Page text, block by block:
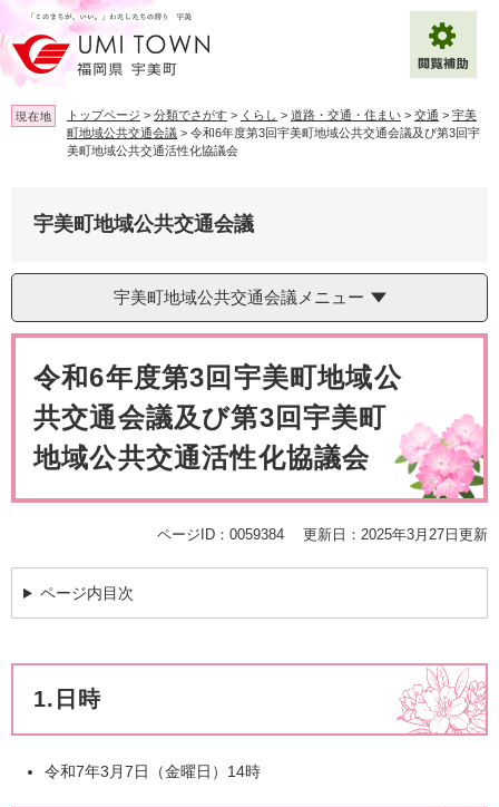
ー
ジ
の
先
頭
ニ
ュ
ー
を
飛
背景色変更 白 黒
Multilingual（English・中文・한글）
現在地 トップページ > 分類でさがす > くらし > 道路・交通・住まい > 交通 > 宇美
町地域公共交通会議 > 令和6年度第3回宇美町地域公共交通会議及び第3回宇
美町地域公共交通活性化協議会
宇美町地域公共交通会議
宇美町地域公共交通会議メニュー
令和6年度第3回宇美町地域公
共交通会議及び第3回宇美町
地域公共交通活性化協議会
ページID：0059384 更新日：2025年3月27日更新
ページ内目次
1.日時
​令和7年3月7日（金曜日）14時